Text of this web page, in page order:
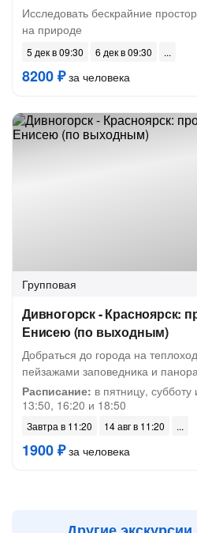
Исследовать бескрайние
на природе
5 дек в 09:30 6 дек в 09:30
8200 ₽за человека
Групповая
Дивногорск - Красноярск:
Енисею (по выходным)
Добраться до города на
пейзажами заповедника и
Расписание: в пятницу,
13:50, 16:20 и 18:50
Завтра в 11:20 14 авг в 11:20
1900 ₽за человека